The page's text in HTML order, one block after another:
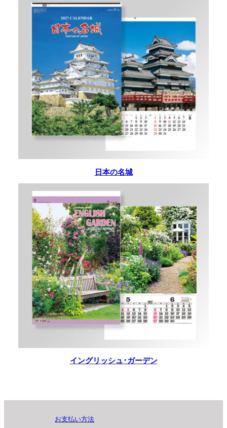
日本の名城
イングリッシュ･ガーデン
お支払い方法